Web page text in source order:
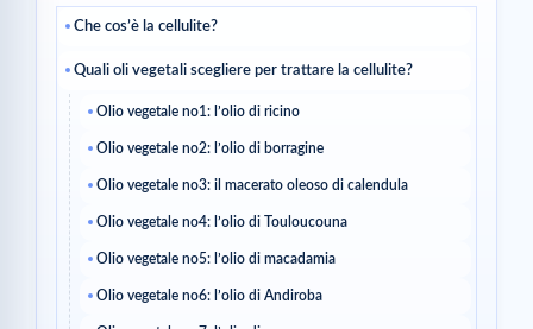
Che cos’è la cellulite?
Quali oli vegetali scegliere per trattare la cellulite?
Olio vegetale no1: l’olio di ricino
Olio vegetale no2: l’olio di borragine
Olio vegetale no3: il macerato oleoso di calendula
Olio vegetale no4: l’olio di Touloucouna
Olio vegetale no5: l’olio di macadamia
Olio vegetale no6: l’olio di Andiroba